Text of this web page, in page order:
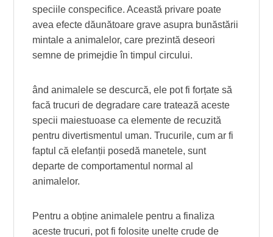
speciile conspecifice. Această privare poate
avea efecte dăunătoare grave asupra bunăstării
mintale a animalelor, care prezintă deseori
semne de primejdie în timpul circului.
ând animalele se descurcă, ele pot fi forțate să
facă trucuri de degradare care tratează aceste
specii maiestuoase ca elemente de recuzită
pentru divertismentul uman. Trucurile, cum ar fi
faptul că elefanții posedă manetele, sunt
departe de comportamentul normal al
animalelor.
Pentru a obține animalele pentru a finaliza
aceste trucuri, pot fi folosite unelte crude de